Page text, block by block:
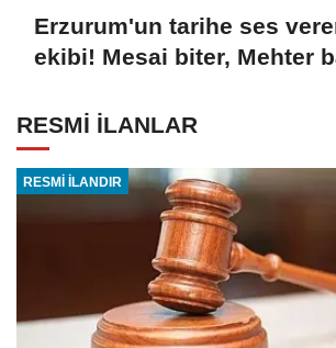
Erzurum'un tarihe ses
ekibi! Mesai biter, Mehter
RESMİ İLANLAR
RESMİ İLANDIR